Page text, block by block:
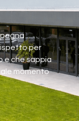
per
e che sappia
momento